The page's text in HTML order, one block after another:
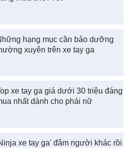
hạng mục cần bảo dưỡng
xuyên trên xe tay ga
xe tay ga giá dưới 30 triệu đáng
nhất dành cho phái nữ
xe tay ga' đâm người khác rồi